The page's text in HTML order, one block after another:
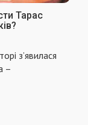
Тарас
з’явилася
–